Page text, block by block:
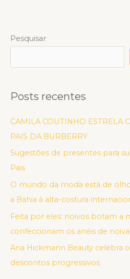
Pesquisar
Posts recentes
CAMILA COUTINHO ESTRELA
PAIS DA BURBERRY
Sugestões de presentes para
Pais
O mundo da moda está de
a Bahia à alta-costura
Feita por eles: noivos botam a
confeccionam os anéis de
Ana Hickmann Beauty celebra
descontos progressivos